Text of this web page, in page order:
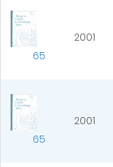
65
2001
65
2001